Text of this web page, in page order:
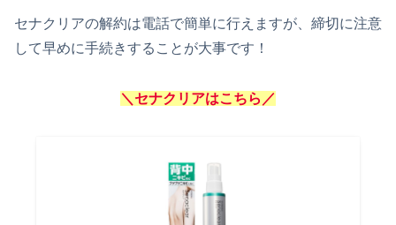
セナクリアの解約は電話で簡単に行えますが、締切に注意
して早めに手続きすることが大事です！
＼セナクリアはこちら／